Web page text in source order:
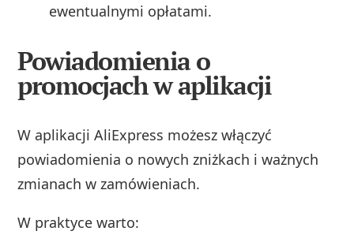
ewentualnymi opłatami.
Powiadomienia o
promocjach w aplikacji
W aplikacji AliExpress możesz włączyć
powiadomienia o nowych zniżkach i ważnych
zmianach w zamówieniach.
W praktyce warto: